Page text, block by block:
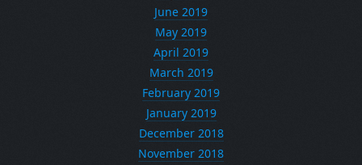
June 2019
May 2019
April 2019
March 2019
February 2019
January 2019
December 2018
November 2018